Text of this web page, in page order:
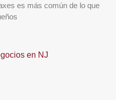
es más común de lo que